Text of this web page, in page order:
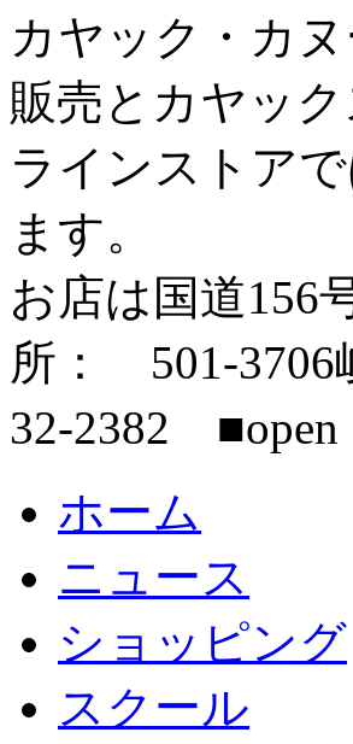
カヤック・カ
販売とカヤッ
ラインストア
ます。
お店は国道
所： 501-
32-2382
ホーム
ニュース
ショッピング
スクール